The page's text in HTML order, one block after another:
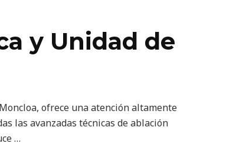
y Unidad de
ofrece una atención altamente
las avanzadas técnicas de ablación
…